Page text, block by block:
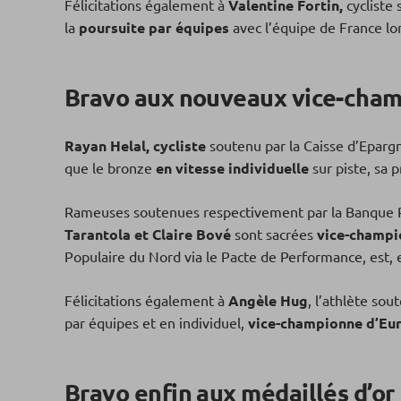
Félicitations également à Valentine Fortin, cycliste
la poursuite par équipes avec l’équipe de France
Bravo aux nouveaux vice-
Rayan Helal,cycliste soutenu par la Caisse
que le bronze en vitesse individuelle sur piste, sa
Rameuses soutenues respectivement par la
Tarantola et Claire Bové sont sacrées vice-
Populaire du Nord via le Pacte de Performance, est,
Félicitations également à Angèle Hug, l’athlète
par équipes et en individuel, vice-championne
Bravo enfin aux médaillés d’or